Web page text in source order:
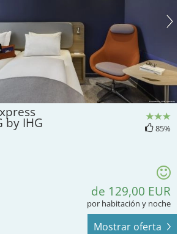
by IHG 85%
de 129,00 EUR
por habitación y noche
Mostrar oferta